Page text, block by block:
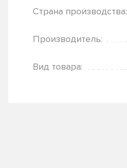
Страна производства:
Производитель:
Вид товара: